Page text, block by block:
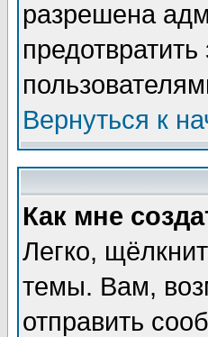
разрешена
Вернуться к
Как мне
Легко,
темы. Вам,
отправить